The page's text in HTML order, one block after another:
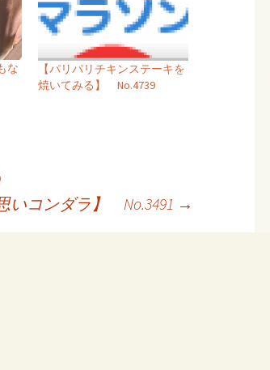
な
【パリパリチキンステーキを
焼いてみる】 No.4739
いコンダラ】 No.3491 →